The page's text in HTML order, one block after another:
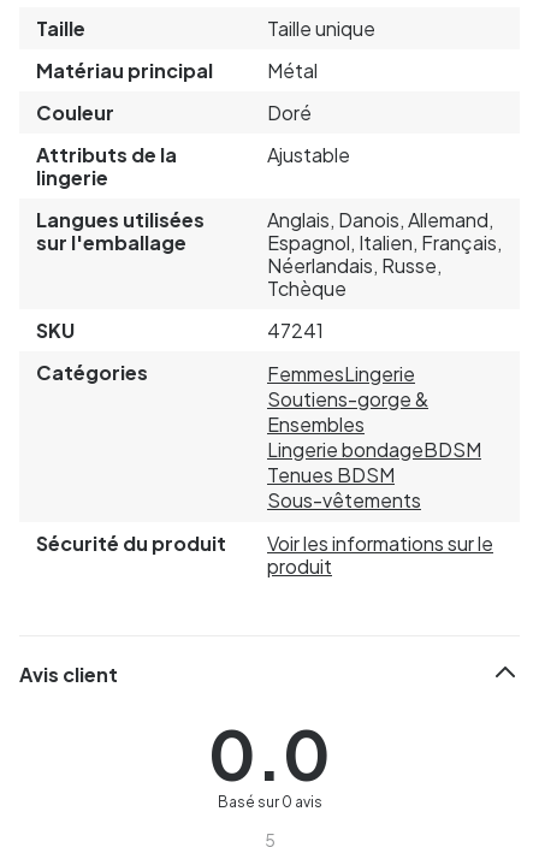
Taille
Taille unique
Matériau principal
Métal
Couleur
Doré
Attributs de la
lingerie
Ajustable
Langues utilisées
sur l'emballage
Anglais, Danois, Allemand,
Espagnol, Italien, Français,
Néerlandais, Russe,
Tchèque
SKU
47241
Catégories
FemmesLingerie
Soutiens-gorge &
Ensembles
Lingerie bondageBDSM
Tenues BDSM
Sous-vêtements
Sécurité du produit
Voir les informations sur le
produit
Avis client
0.0
Basé sur 0 avis
5